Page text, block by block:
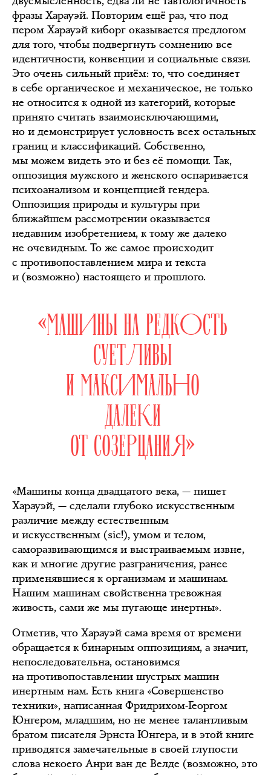
фразы Харауэй. Повторим ещё раз, что под
пером Харауэй киборг оказывается предлогом
для того, чтобы подвергнуть сомнению все
идентичности, конвенции и социальные связи.
Это очень сильный приём: то, что соединяет
в себе органическое и механическое, не только
не относится к одной из категорий, которые
принято считать взаимоисключающими,
но и демонстрирует условность всех остальных
границ и классификаций. Собственно,
мы можем видеть это и без её помощи. Так,
оппозиция мужского и женского оспаривается
психоанализом и концепцией гендера.
Оппозиция природы и культуры при
ближайшем рассмотрении оказывается
недавним изобретением, к тому же далеко
не очевидным. То же самое происходит
с противопоставлением мира и текста
и (возможно) настоящего и прошлого.
«МАШИНЫ НА РЕДКОСТЬ
СУЕТЛИВЫ
И МАКСИМАЛЬНО
ДАЛЕКИ
ОТ СОЗЕРЦАНИЯ»
«Машины конца двадцатого века, — пишет
Харауэй, — сделали глубоко искусственным
различие между естественным
и искусственным (sic!), умом и телом,
саморазвивающимся и выстраиваемым извне,
как и многие другие разграничения, ранее
применявшиеся к организмам и машинам.
Нашим машинам свойственна тревожная
живость, сами же мы пугающе инертны».
Отметив, что Харауэй сама время от времени
обращается к бинарным оппозициям, а значит,
непоследовательна, остановимся
на противопоставлении шустрых машин
инертным нам. Есть книга «Совершенство
техники», написанная Фридрихом-Георгом
Юнгером, младшим, но не менее талантливым
братом писателя Эрнста Юнгера, и в этой книге
приводятся замечательные в своей глупости
слова некоего Анри ван де Велде (возможно, это